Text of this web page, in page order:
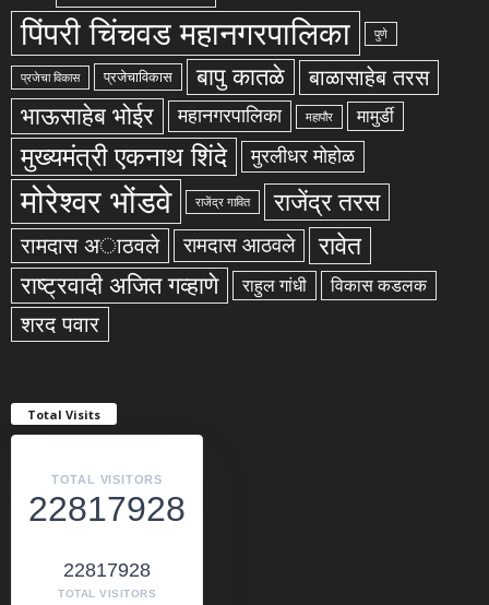
पिंपरी चिंचवड महानगरपालिका पुणे
प्रजेचा विकास प्रजेचाविकास बापु कातळे बाळासाहेब तरस
भाऊसाहेब भोईर महानगरपालिका महापौर मामुर्डी
मुख्यमंत्री एकनाथ शिंदे मुरलीधर मोहोळ
मोरेश्वर भोंडवे राजेंद्र गावित राजेंद्र तरस
रामदास अाठवले रामदास आठवले रावेत
राष्ट्रवादी अजित गव्हाणे राहुल गांधी विकास कडलक
शरद पवार
Total Visits
TOTAL VISITORS
22817928
22817928
TOTAL VISITORS